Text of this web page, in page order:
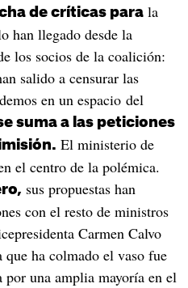
de críticas parala
han llegado desde la
los socios de la coalición:
salido a censurar las
en un espacio del
suma a las peticiones
El ministerio de
el centro de la polémica.
sus propuestas han
con el resto de ministros
Carmen Calvo
que ha colmado el vaso fue
una amplia mayoría en el